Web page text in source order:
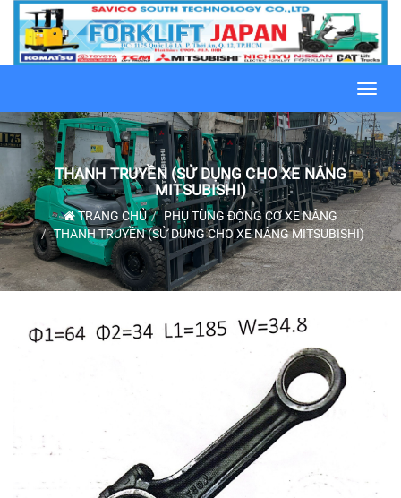
THANH TRUYỀN (SỬ DỤNG CHO XE NÂNG
MITSUBISHI)
TRANG CHỦ
PHỤ TÙNG ĐỘNG CƠ XE NÂNG
THANH TRUYỀN (SỬ DỤNG CHO XE NÂNG MITSUBISHI)